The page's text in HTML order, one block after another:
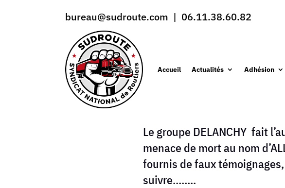
bureau@sudroute.com | 06.11.38.60.82
Accueil Actualités Adhésion
Le groupe DELANCHY fait
menace de mort au nom
fournis de faux
suivre……..